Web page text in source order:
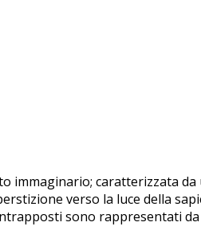
immaginario; caratterizzata
verso la luce della
sono rappresentati